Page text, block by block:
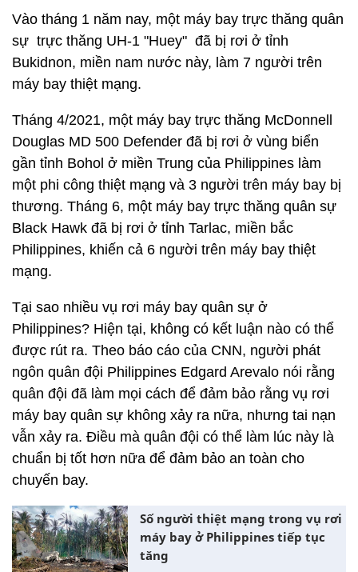
Vào tháng 1 năm nay, một máy bay trực thăng quân
sự trực thăng UH-1 "Huey" đã bị rơi ở tỉnh
Bukidnon, miền nam nước này, làm 7 người trên
máy bay thiệt mạng.
Tháng 4/2021, một máy bay trực thăng McDonnell
Douglas MD 500 Defender đã bị rơi ở vùng biển
gần tỉnh Bohol ở miền Trung của Philippines làm
một phi công thiệt mạng và 3 người trên máy bay bị
thương. Tháng 6, một máy bay trực thăng quân sự
Black Hawk đã bị rơi ở tỉnh Tarlac, miền bắc
Philippines, khiến cả 6 người trên máy bay thiệt
mạng.
Tại sao nhiều vụ rơi máy bay quân sự ở
Philippines? Hiện tại, không có kết luận nào có thể
được rút ra. Theo báo cáo của CNN, người phát
ngôn quân đội Philippines Edgard Arevalo nói rằng
quân đội đã làm mọi cách để đảm bảo rằng vụ rơi
máy bay quân sự không xảy ra nữa, nhưng tai nạn
vẫn xảy ra. Điều mà quân đội có thể làm lúc này là
chuẩn bị tốt hơn nữa để đảm bảo an toàn cho
chuyến bay.
Số người thiệt mạng trong vụ rơi
máy bay ở Philippines tiếp tục
tăng